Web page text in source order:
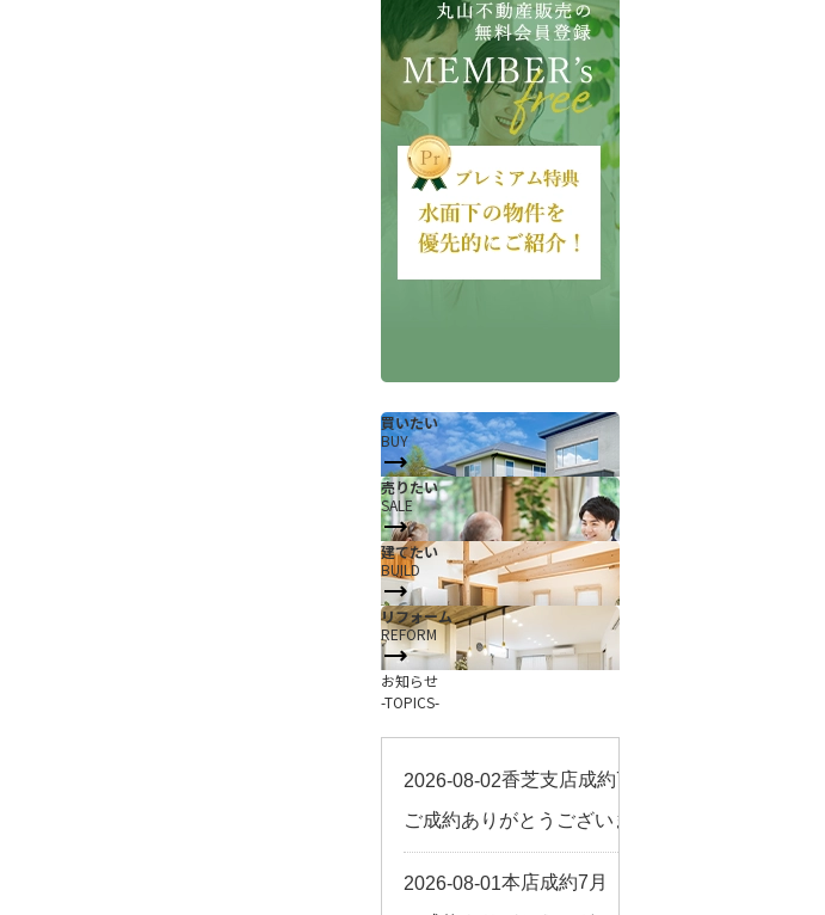
当社について 会社概要
香芝支店紹介ページ
採用情報
お知らせ
コラム
お客様の声
来店予約
よくある質問
買いたい
BUY
売りたい
SALE
建てたい
BUILD
リフォーム
REFORM
お知らせ
-TOPICS-